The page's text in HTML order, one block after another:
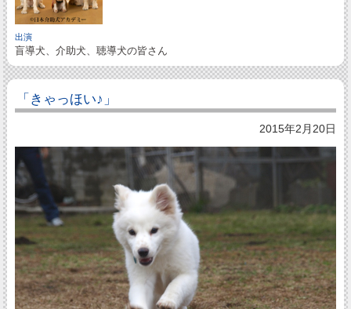
出演
盲導犬、介助犬、聴導犬の皆さん
「きゃっほい♪」
2015年2月20日